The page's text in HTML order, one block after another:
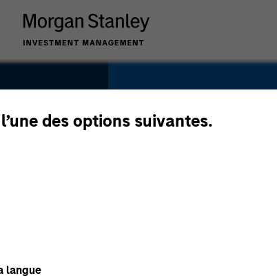
des options suivantes.
langue
Energy